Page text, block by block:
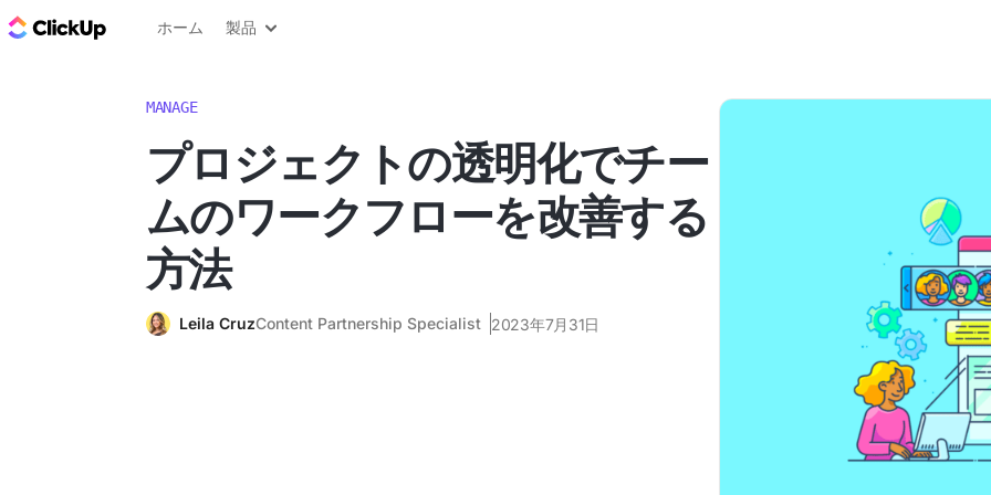
ClickUp ブログ
ホーム 製品
MANAGE
プロジェクトの透明化でチー
ムのワークフローを改善する
方法
Leila CruzContent Partnership Specialist 2023年7月31日